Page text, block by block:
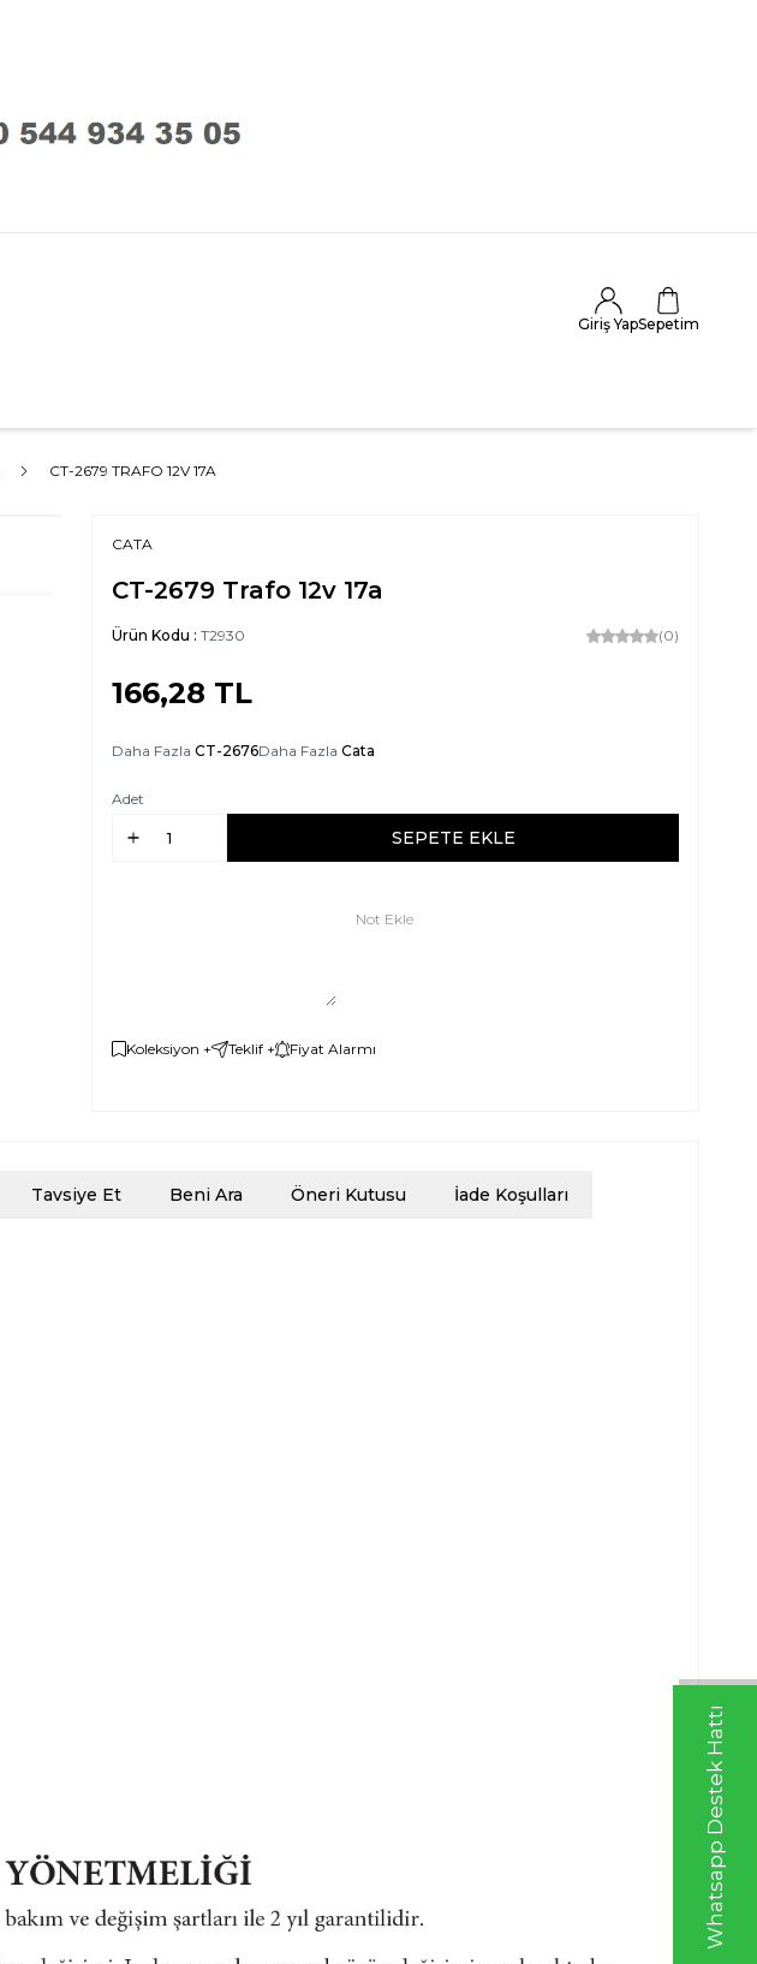
Whatsapp Destek Hattı
Giriş YapSepetim
CT-2679 TRAFO 12V 17A
CATA
CT-2679 Trafo 12v 17a
Ürün Kodu : T2930 (0)
166,28 TL
Daha Fazla CT-2676Daha Fazla Cata
Adet
SEPETE EKLE
Not Ekle
Koleksiyon + Teklif + Fiyat Alarmı
Tavsiye Et Beni Ara Öneri Kutusu İade Koşulları